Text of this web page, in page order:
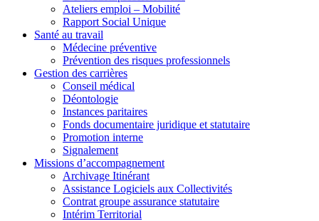
Ateliers emploi – Mobilité
Rapport Social Unique
Santé au travail
Médecine préventive
Prévention des risques professionnels
Gestion des carrières
Conseil médical
Déontologie
Instances paritaires
Fonds documentaire juridique et statutaire
Promotion interne
Signalement
Missions d’accompagnement
Archivage Itinérant
Assistance Logiciels aux Collectivités
Contrat groupe assurance statutaire
Intérim Territorial